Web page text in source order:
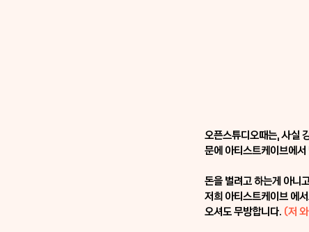
오픈스튜디오때는, 사실
문에 아티스트케이브에
돈을 벌려고 하는게 아니
저희 아티스트케이브 에
오셔도 무방합니다. (저